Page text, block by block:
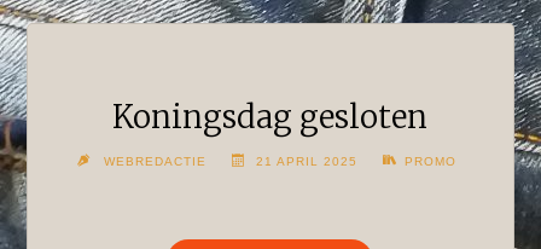
Koningsdag gesloten
WEBREDACTIE 21 APRIL 2025 PROMO